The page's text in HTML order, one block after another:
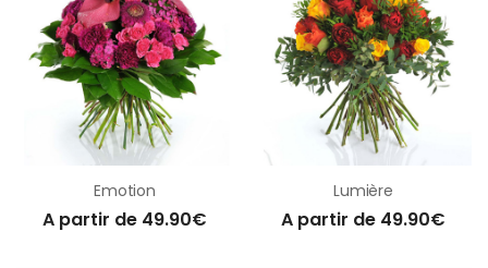
Emotion
A partir de 49.90€
Lumière
A partir de 49.90€